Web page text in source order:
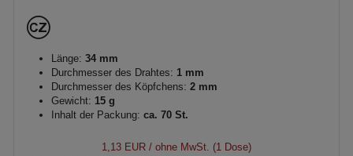
Länge: 34 mm
Durchmesser des Drahtes: 1 mm
Durchmesser des Köpfchens: 2 mm
Gewicht: 15 g
Inhalt der Packung: ca. 70 St.
1,13 EUR / ohne MwSt. (1 Dose)